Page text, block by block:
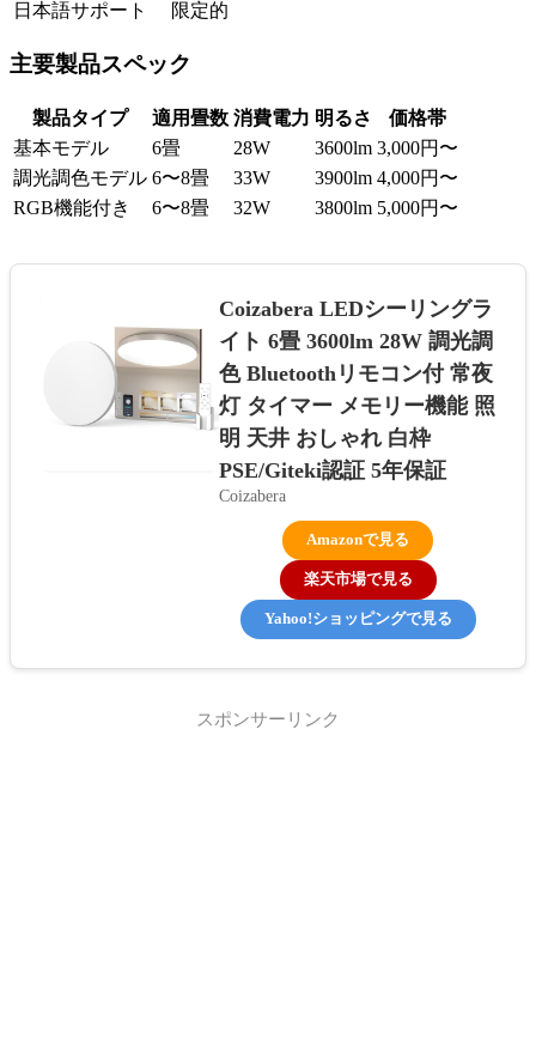
日本語サポート 限定的
主要製品スペック
製品タイプ 適用畳数 消費電力 明るさ
価格帯
基本モデル
6畳 28W 3600lm 3,000円〜
調光調色モデル 6〜8畳 33W 3900lm 4,000円〜
RGB機能付き
6〜8畳 32W 3800lm 5,000円〜
Coizabera LEDシーリングラ
イト 6畳 3600lm 28W 調光調
色 Bluetoothリモコン付 常夜
灯 タイマー メモリー機能 照
明 天井 おしゃれ 白枠
PSE/Giteki認証 5年保証
Coizabera
Amazonで見る
楽天市場で見る
Yahoo!ショッピングで見る
スポンサーリンク